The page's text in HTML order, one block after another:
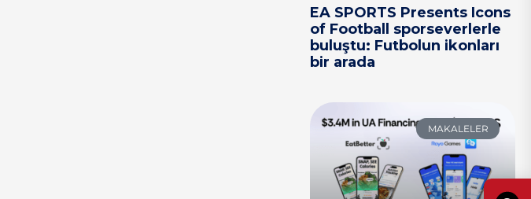
EA SPORTS Presents Icons
of Football sporseverlerle
buluştu: Futbolun ikonları
bir arada
MAKALELER